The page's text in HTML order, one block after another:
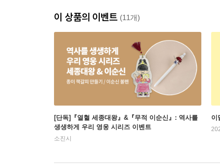
이 상품의 이벤트 (11개)
[단독]『열혈 세종대왕』&『무적 이순신』: 역사를
생생하게 우리 영웅 시리즈 이벤트
소진시
이